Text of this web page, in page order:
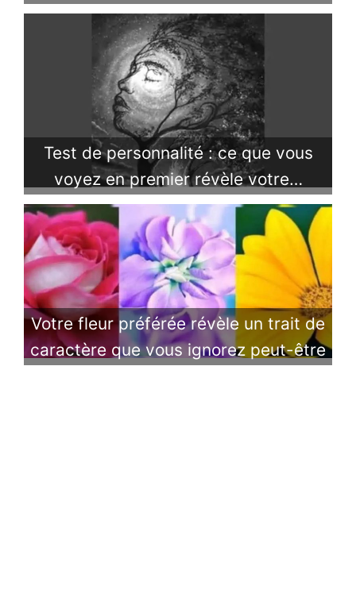
Test de personnalité : ce que vous
voyez en premier révèle votre…
Votre fleur préférée révèle un trait de
caractère que vous ignorez peut-être